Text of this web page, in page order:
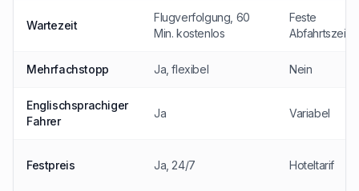
Wartezeit
Flugverfolgung, 60
Min. kostenlos
Feste
Abfahrtszeit
Mehrfachstopp Ja, flexibel Nein
Englischsprachiger
Fahrer
Ja Variabel
Festpreis Ja, 24/7 Hoteltarif